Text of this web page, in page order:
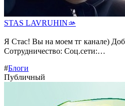
STAS LAVRUHIN🫴
Я Стас! Вы на моем тг канале)
Сотрудничество: Соц.сети:…
#Блоги
Публичный